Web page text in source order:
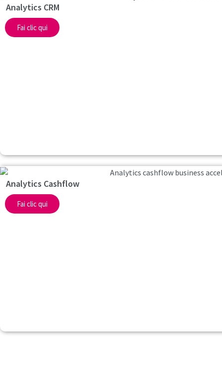
Analytics CRM
Fai clic qui
Analytics Cashflow
Fai clic qui